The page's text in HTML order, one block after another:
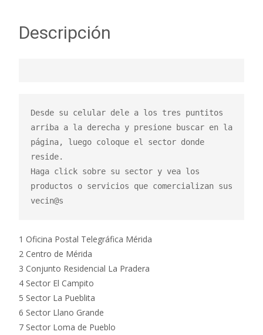
Descripción
Desde su celular dele a los tres puntitos
arriba a la derecha y presione buscar en la
página, luego coloque el sector donde
reside.
Haga click sobre su sector y vea los
productos o servicios que comercializan sus
vecin@s
1 Oficina Postal Telegráfica Mérida
2 Centro de Mérida
3 Conjunto Residencial La Pradera
4 Sector El Campito
5 Sector La Pueblita
6 Sector Llano Grande
7 Sector Loma de Pueblo